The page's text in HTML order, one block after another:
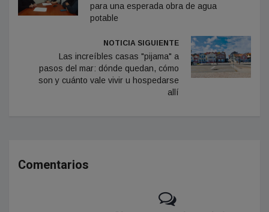
para una esperada obra de agua
potable
NOTICIA SIGUIENTE
Las increíbles casas "pijama" a
pasos del mar: dónde quedan, cómo
son y cuánto vale vivir u hospedarse
allí
Comentarios